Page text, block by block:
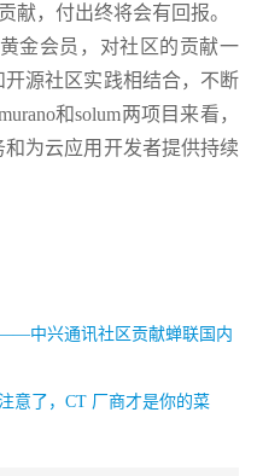
献，付出终将会有回报。
金会员，对社区的贡献一
源社区实践相结合，不断
和solum两项目来看，
为云应用开发者提供持续
——中兴通讯社区贡献蝉联国内
意了，CT 厂商才是你的菜